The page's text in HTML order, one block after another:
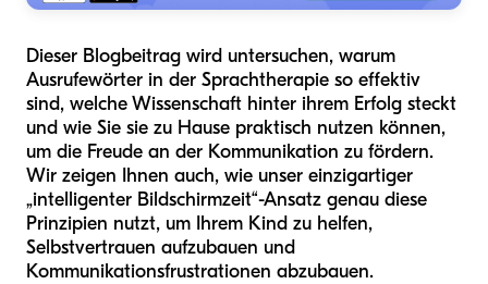
Dieser Blogbeitrag wird untersuchen, warum
Ausrufewörter in der Sprachtherapie so effektiv
sind, welche Wissenschaft hinter ihrem Erfolg steckt
und wie Sie sie zu Hause praktisch nutzen können,
um die Freude an der Kommunikation zu fördern.
Wir zeigen Ihnen auch, wie unser einzigartiger
„intelligenter Bildschirmzeit“-Ansatz genau diese
Prinzipien nutzt, um Ihrem Kind zu helfen,
Selbstvertrauen aufzubauen und
Kommunikationsfrustrationen abzubauen.